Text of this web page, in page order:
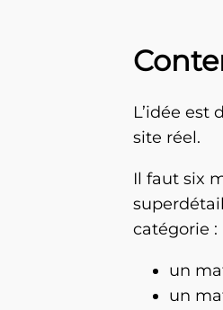
L’idée est
site réel.
Il faut six
catégorie :
un
un